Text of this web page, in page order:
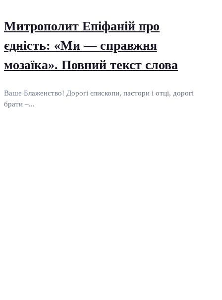
Митрополит Епіфаній про
єдність: «Ми — справжня
мозаїка». Повний текст слова
Ваше Блаженство! Дорогі єпископи, пастори і отці, дорогі
брати –...